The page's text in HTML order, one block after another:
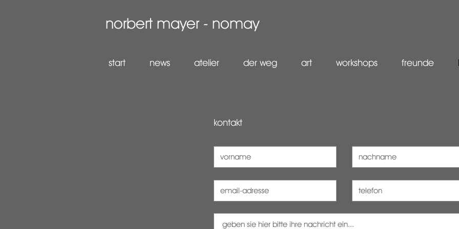
norbert mayer - nomay
start news atelier der weg art workshops freunde
kontakt